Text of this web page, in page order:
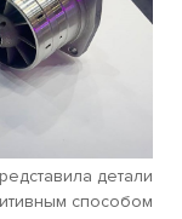
детали
способом